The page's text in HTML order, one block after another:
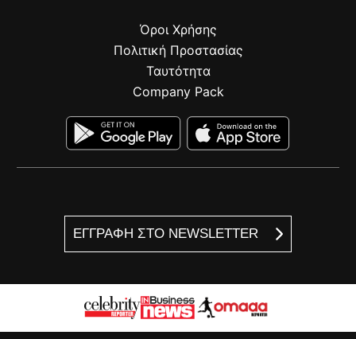
ΕΓΓΡΑΦΗ ΣΤΟ NEWSLETTER
Όροι Χρήσης
Πολιτική Προστασίας
Ταυτότητα
Company Pack